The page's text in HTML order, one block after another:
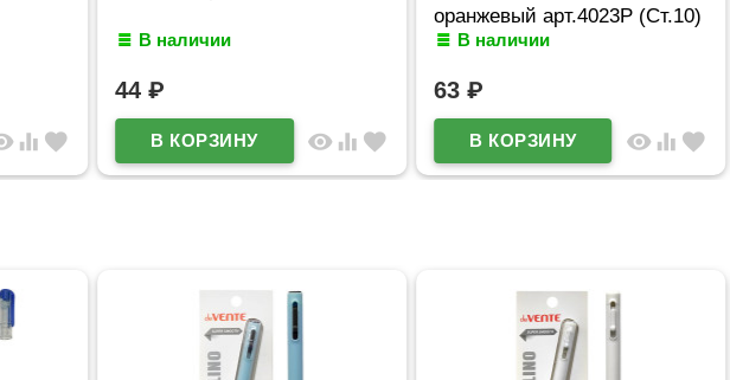
equalizer favorite
В наличии
44₽
visibility equalizer favorite
оранжевый арт.4023Р (Ст.10)
В наличии
63₽
visibility equalizer favorite